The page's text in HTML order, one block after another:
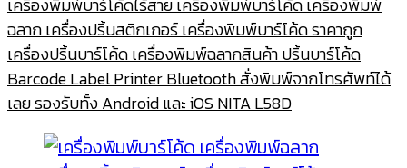
was:
3,300.00฿.
is:
1,850.00฿.
เครื่องพิมพ์บาร์โค้ดไร้สาย เครื่องพิมพ์บาร์โค้ด เครื่องพิมพ์
ฉลาก เครื่องปริ้นสติกเกอร์ เครื่องพิมพ์บาร์โค้ด ราคาถูก
เครื่องปริ้นบาร์โค้ด เครื่องพิมพ์ฉลากสินค้า ปริ้นบาร์โค้ด
Barcode Label Printer Bluetooth สั่งพิมพ์จากโทรศัพท์ได้
เลย รองรับทั้ง Android และ iOS NITA L58D